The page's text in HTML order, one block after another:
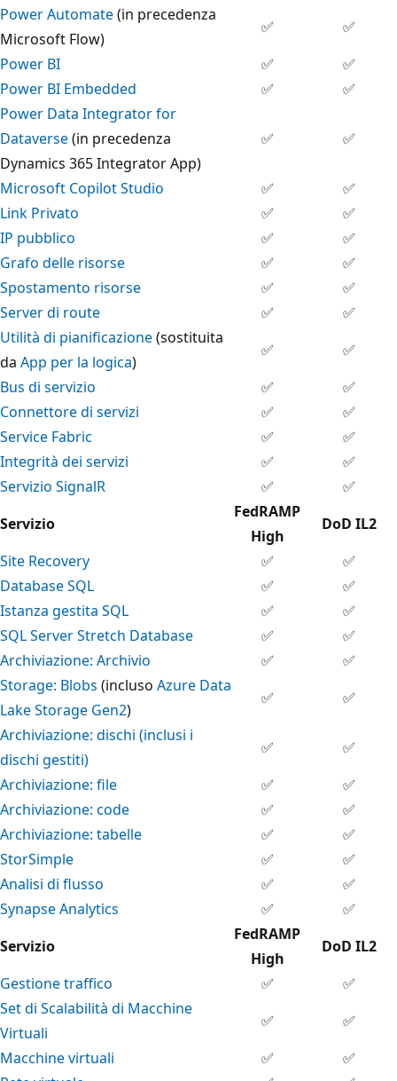
Power Automate(in precedenza
Microsoft Flow)
✅
✅
Power BI
✅
✅
Power BI Embedded
✅
✅
Power Data Integrator for
Dataverse(in precedenza
Dynamics 365 Integrator App)
✅ ✅
Microsoft Copilot Studio ✅
✅
Link Privato
✅
✅
IP pubblico
✅
✅
Grafo delle risorse
✅
✅
Spostamento risorse
✅
✅
Server di route
✅
✅
Utilità di pianificazione(sostituita
da App per la logica)
✅
✅
Bus di servizio
✅
✅
Connettore di servizi
✅
✅
Service Fabric
✅
✅
Integrità dei servizi
✅
✅
Servizio SignalR
✅
✅
Servizio
FedRAMP
High
DoD IL2
Site Recovery
✅
✅
Database SQL
✅
✅
Istanza gestita SQL
✅
✅
SQL Server Stretch Database
✅
✅
Archiviazione: Archivio
✅
✅
Storage: Blobs (incluso Azure Data
Lake Storage Gen2)
✅
✅
Archiviazione: dischi (inclusi i
dischi gestiti)
✅
✅
Archiviazione: file
✅
✅
Archiviazione: code
✅
✅
Archiviazione: tabelle
✅
✅
StorSimple
✅
✅
Analisi di flusso
✅
✅
Synapse Analytics
✅
✅
Servizio
FedRAMP
High
DoD IL2
Gestione traffico
✅
✅
Set di Scalabilità di Macchine
Virtuali
✅
✅
Macchine virtuali
✅
✅